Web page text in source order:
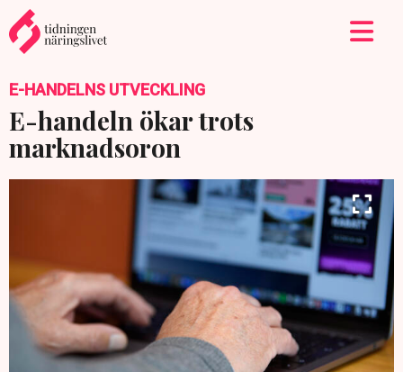
E-HANDELNS UTVECKLING
E-handeln ökar trots
marknadsoron